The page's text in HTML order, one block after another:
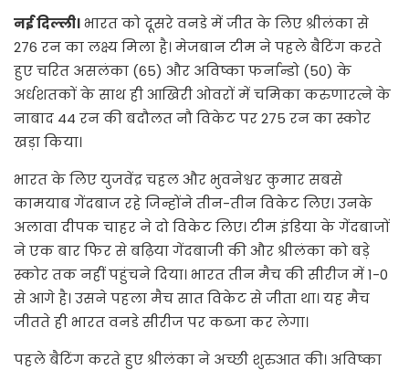
नई दिल्ली।भारत को दूसरे वनडे में जीत के लिए श्रीलंका से
276 रन का लक्ष्य मिला है। मेजबान टीम ने पहले बैटिंग करते
हुए चरित असलंका (65) और अविष्का फर्नान्डो (50) के
अर्धशतकों के साथ ही आखिरी ओवरों में चमिका करुणारत्ने के
नाबाद 44 रन की बदौलत नौ विकेट पर 275 रन का स्कोर
खड़ा किया।
भारत के लिए युजवेंद्र चहल और भुवनेश्वर कुमार सबसे
कामयाब गेंदबाज रहे जिन्होंने तीन-तीन विकेट लिए। उनके
अलावा दीपक चाहर ने दो विकेट लिए। टीम इंडिया के गेंदबाजों
ने एक बार फिर से बढ़िया गेंदबाजी की और श्रीलंका को बड़े
स्कोर तक नहीं पहुंचने दिया। भारत तीन मैच की सीरीज में 1-0
से आगे है। उसने पहला मैच सात विकेट से जीता था। यह मैच
जीतते ही भारत वनडे सीरीज पर कब्जा कर लेगा।
पहले बैटिंग करते हुए श्रीलंका ने अच्छी शुरुआत की। अविष्का